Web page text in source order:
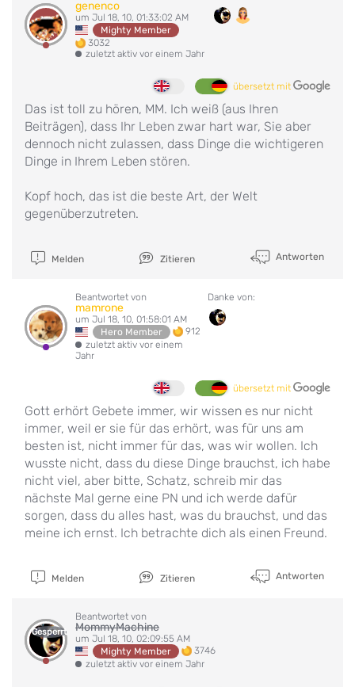
genenco
um Jul 18, 10, 01:33:02 AM
Mighty Member
3032
zuletzt aktiv vor einem Jahr
übersetzt mit
Das ist toll zu hören, MM. Ich weiß (aus Ihren
Beiträgen), dass Ihr Leben zwar hart war, Sie aber
dennoch nicht zulassen, dass Dinge die wichtigeren
Dinge in Ihrem Leben stören.
Kopf hoch, das ist die beste Art, der Welt
gegenüberzutreten.
Melden Zitieren Antworten
Beantwortet von
mamrone
um Jul 18, 10, 01:58:01 AM
Hero Member
912
zuletzt aktiv vor einem
Jahr
Danke von:
übersetzt mit
Gott erhört Gebete immer, wir wissen es nur nicht
immer, weil er sie für das erhört, was für uns am
besten ist, nicht immer für das, was wir wollen. Ich
wusste nicht, dass du diese Dinge brauchst, ich habe
nicht viel, aber bitte, Schatz, schreib mir das
nächste Mal gerne eine PN und ich werde dafür
sorgen, dass du alles hast, was du brauchst, und das
meine ich ernst. Ich betrachte dich als einen Freund.
Melden Zitieren Antworten
Gesperrt
Beantwortet von
MommyMachine
um Jul 18, 10, 02:09:55 AM
Mighty Member
3746
zuletzt aktiv vor einem Jahr